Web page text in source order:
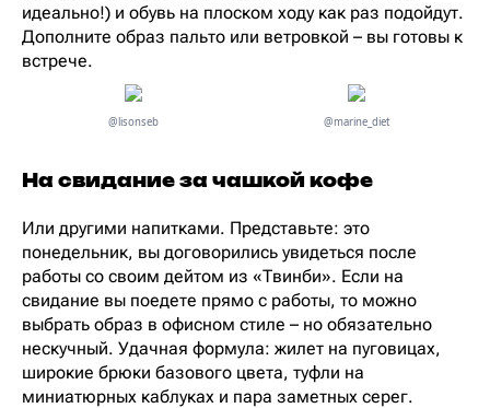
идеально!) и обувь на плоском ходу как раз подойдут.
Дополните образ пальто или ветровкой – вы готовы к
встрече.
@lisonseb @marine_diet
На свидание за чашкой кофе
Или другими напитками. Представьте: это
понедельник, вы договорились увидеться после
работы со своим дейтом из «Твинби». Если на
свидание вы поедете прямо с работы, то можно
выбрать образ в офисном стиле – но обязательно
нескучный. Удачная формула: жилет на пуговицах,
широкие брюки базового цвета, туфли на
миниатюрных каблуках и пара заметных серег.